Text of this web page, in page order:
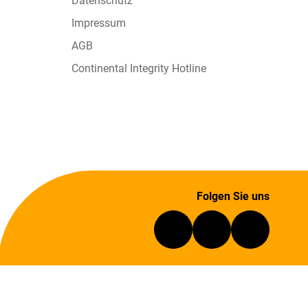
Impressum
AGB
Continental Integrity Hotline
Folgen Sie uns